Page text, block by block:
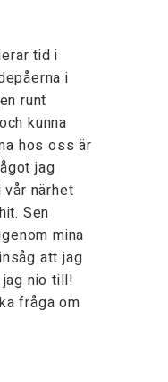
tid i
i
runt
kunna
hos oss är
jag
närhet
Sen
mina
att jag
nio till!
fråga om